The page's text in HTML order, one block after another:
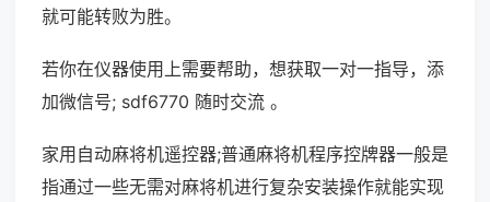
就可能转败为胜。
若你在仪器使用上需要帮助，想获取一对一指导，添
加微信号; sdf6770 随时交流 。
家用自动麻将机遥控器;普通麻将机程序控牌器一般是
指通过一些无需对麻将机进行复杂安装操作就能实现